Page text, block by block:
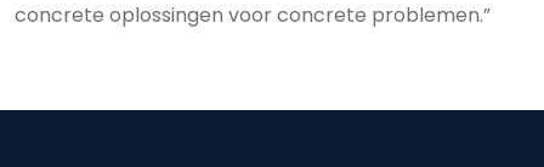
concrete oplossingen voor concrete problemen.”